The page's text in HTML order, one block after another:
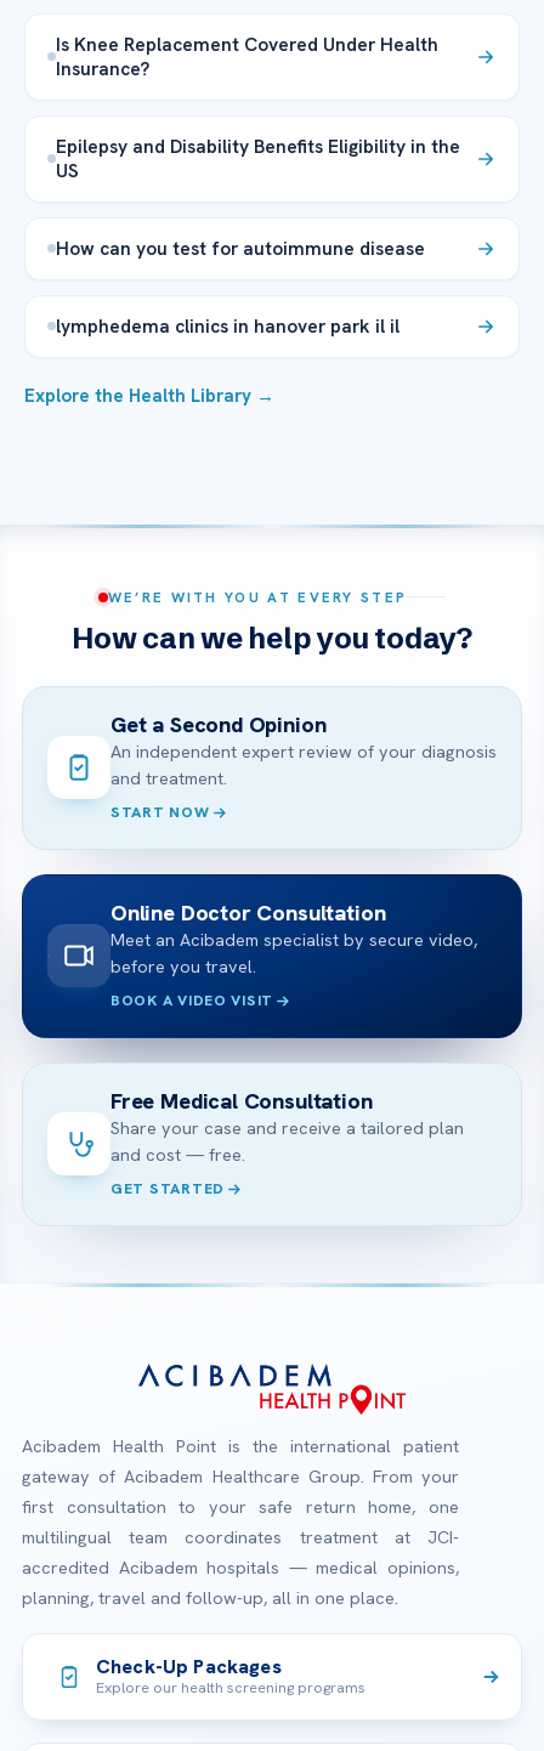
Is Knee Replacement Covered Under Health
Insurance?
Epilepsy and Disability Benefits Eligibility in the
US
How can you test for autoimmune disease
lymphedema clinics in hanover park il il
Explore the Health Library →
WE’RE WITH YOU AT EVERY STEP
How can we help you today?
Get a Second Opinion
An independent expert review of your diagnosis
and treatment.
START NOW
Online Doctor Consultation
Meet an Acibadem specialist by secure video,
before you travel.
BOOK A VIDEO VISIT
Free Medical Consultation
Share your case and receive a tailored plan
and cost — free.
GET STARTED
Acibadem Health Point is the international patient
gateway of Acibadem Healthcare Group. From your
first consultation to your safe return home, one
multilingual team coordinates treatment at JCI-
accredited Acibadem hospitals — medical opinions,
planning, travel and follow-up, all in one place.
Check-Up Packages
Explore our health screening programs